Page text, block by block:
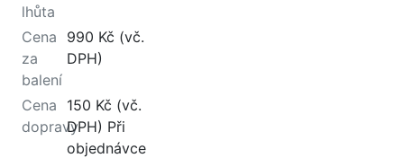
lhůta
Cena
za
balení
990 Kč (vč.
DPH)
Cena
dopravy
150 Kč (vč.
DPH) Při
objednávce